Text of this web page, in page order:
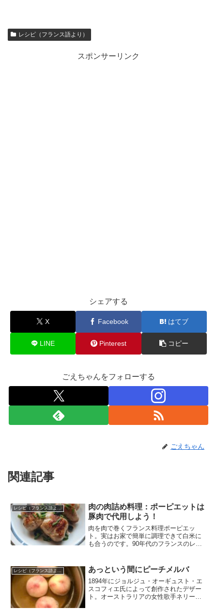
レシピ（フランス語より）
スポンサーリンク
シェアする
X Facebook はてブ
LINE Pinterest コピー
ごえちゃんをフォローする
ごえちゃん
関連記事
肉の肉詰め料理：ポーピエットは
豚肉で代用しよう！
肉を肉で巻くフランス料理ポーピエッ
ト。実はお家で簡単に調理できて白米に
も合うのです。90年代のフランスのレシ
レシピ（フランス語より） あっという間にピーチメルバ
1894年にジョルジュ・オーギュスト・エ
スコフィエ氏によって創作されたデザー
ト。オーストラリアの女性歌手ネリー・